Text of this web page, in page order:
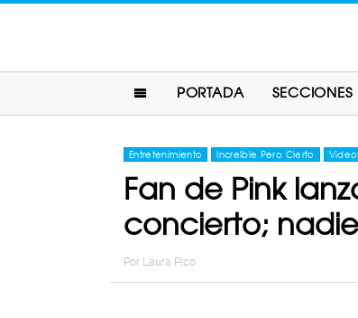
PORTADA SECCIONES
Entretenimiento Increíble Pero Cierto
Fan de Pink
concierto;
Por Laura Pico